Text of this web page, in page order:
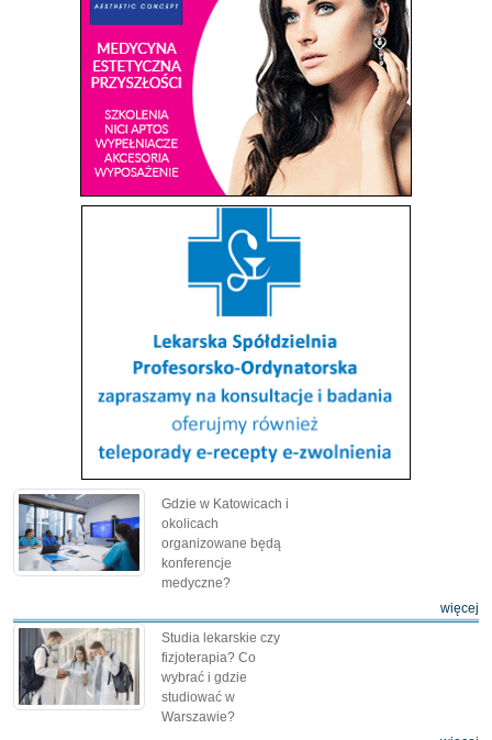
Gdzie w Katowicach i
okolicach
organizowane będą
konferencje
medyczne?
więcej
Studia lekarskie czy
fizjoterapia? Co
wybrać i gdzie
studiować w
Warszawie?